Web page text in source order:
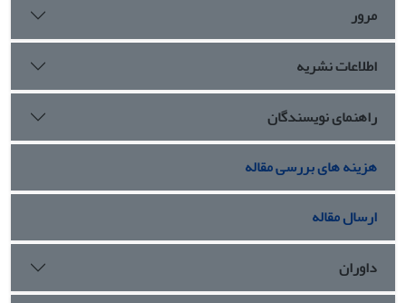
مرور
اطلاعات نشریه
راهنمای نویسندگان
هزینه های بررسی مقاله
ارسال مقاله
داوران